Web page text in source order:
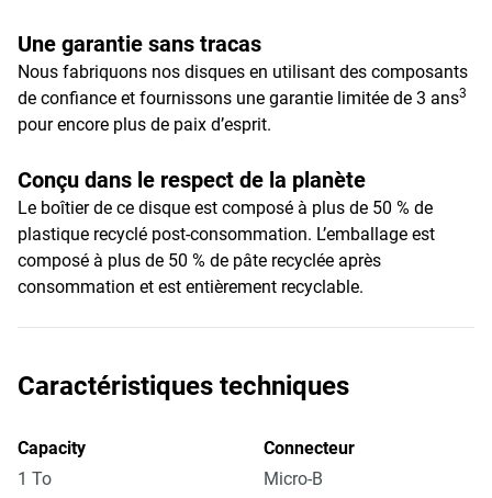
Une garantie sans tracas
Nous fabriquons nos disques en utilisant des composants
de confiance et fournissons une garantie limitée de 3 ans3
pour encore plus de paix d’esprit.
Conçu dans le respect de la planète
Le boîtier de ce disque est composé à plus de 50 % de
plastique recyclé post-consommation. L’emballage est
composé à plus de 50 % de pâte recyclée après
consommation et est entièrement recyclable.
Caractéristiques techniques
Capacity
1 To
Connecteur
Micro-B